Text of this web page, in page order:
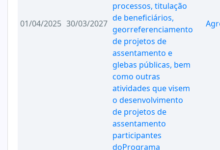
01/04/2025 30/03/2027
processos, titulação
de beneficiários,
georreferenciamento
de projetos de
assentamento e
glebas públicas, bem
como outras
atividades que visem
o desenvolvimento
de projetos de
assentamento
participantes
doPrograma